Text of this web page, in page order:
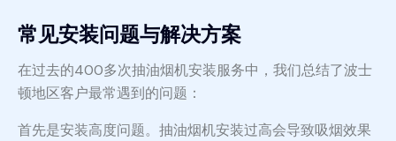
常见安装问题与解决方案
在过去的400多次抽油烟机安装服务中，我们总结了波士
顿地区客户最常遇到的问题：
首先是安装高度问题。抽油烟机安装过高会导致吸烟效果